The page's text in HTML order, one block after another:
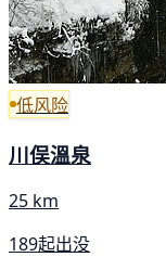
低风险
川俣溫泉
25 km
189起出没